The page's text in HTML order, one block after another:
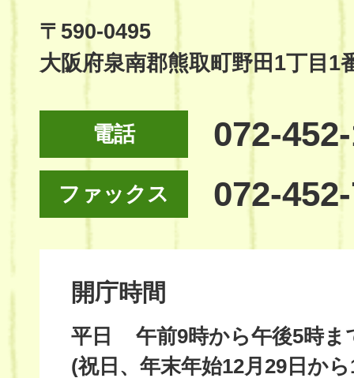
Site
〒590-0495
大阪府泉南郡熊取町野田1丁目1
電話 072-
ファックス 072-
開庁時間
平日
午前9時から午後5時ま
(祝日、年末年始12月29日か